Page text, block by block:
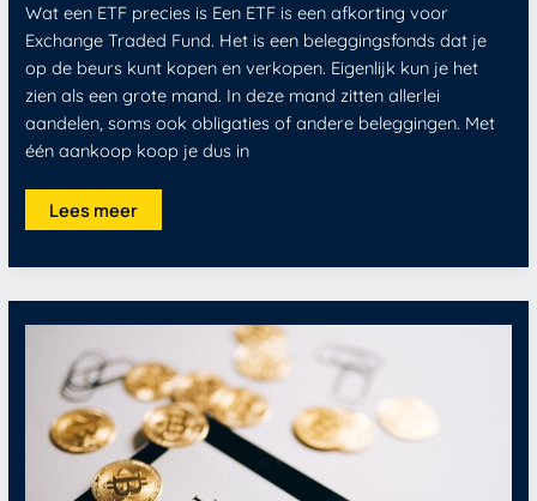
Wat een ETF precies is Een ETF is een afkorting voor
Exchange Traded Fund. Het is een beleggingsfonds dat je
op de beurs kunt kopen en verkopen. Eigenlijk kun je het
zien als een grote mand. In deze mand zitten allerlei
aandelen, soms ook obligaties of andere beleggingen. Met
één aankoop koop je dus in
Lees meer
Geld
investeren
risico:
Wat
is
echt
veilig
voor
je
spaargeld?